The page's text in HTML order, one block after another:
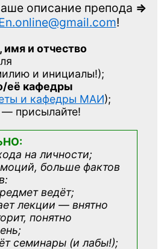
описание препода =>
!
и отчество
и инициалы!);
её кафедры
и кафедры МАИ);
— присылайте!
на личности;
больше фактов
ведёт;
лекции — внятно
понятно
семинары (и лабы!);